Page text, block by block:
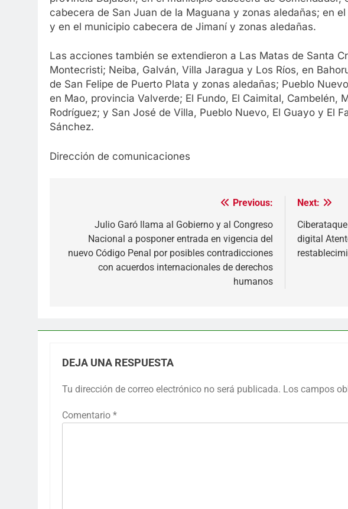
cabecera de San Juan de la Maguana y zonas aledañas; en
y en el municipio cabecera de Jimaní y zonas aledañas.
Las acciones también se extendieron a Las Matas de Santa
Montecristi; Neiba, Galván, Villa Jaragua y Los Ríos, en
de San Felipe de Puerto Plata y zonas aledañas; Pueblo
en Mao, provincia Valverde; El Fundo, El Caimital, Cambelén,
Rodríguez; y San José de Villa, Pueblo Nuevo, El Guayo y El
Sánchez.
Dirección de comunicaciones
entradas
Previous:
Julio Garó llama al Gobierno y al Congreso
Nacional a posponer entrada en vigencia del
nuevo Código Penal por posibles contradicciones
con acuerdos internacionales de derechos
humanos
Next:
digital
DEJA UNA RESPUESTA
Tu dirección de correo electrónico no será publicada. Los campos
Comentario *